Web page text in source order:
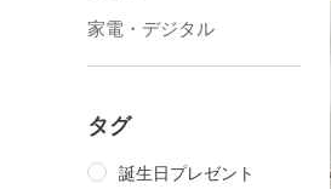
家電・デジタル
タグ
誕生日プレゼント